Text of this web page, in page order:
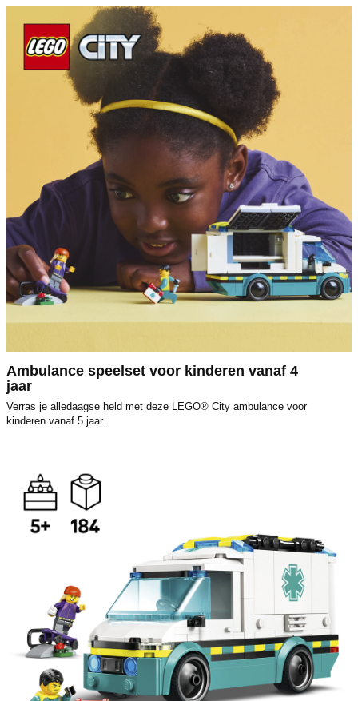
Ambulance speelset voor kinderen vanaf 4
jaar
Verras je alledaagse held met deze LEGO® City ambulance voor
kinderen vanaf 5 jaar.